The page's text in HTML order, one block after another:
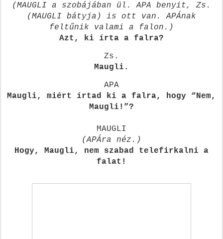
(MAUGLI a szobájában ül. APA benyit, Zs.
(MAUGLI bátyja) is ott van. APÁnak
feltűnik valami a falon.)
Azt, ki írta a falra?
Zs.
Maugli.
APA
Maugli, miért írtad ki a falra, hogy “Nem,
Maugli!”?
MAUGLI
(APÁra néz.)
Hogy, Maugli, nem szabad telefirkalni a
falat!